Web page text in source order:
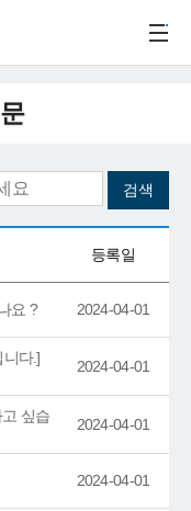
등록일
요 ? 2024-04-01
다.]
2024-04-01
싶습
2024-04-01
2024-04-01